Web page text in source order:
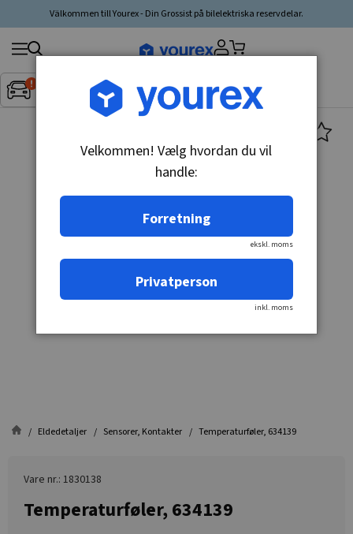
Välkommen till Yourex - Din Grossist på bilelektriska reservdelar.
Inget fordon valt▼
Søg
produkt,
producent,
Eldedetaljer Sensorer, Kontakter Temperaturføler, 634139
Vare nr.: 1830138
Temperaturføler, 634139
Velkommen! Vælg hvordan du vil
handle:
Forretning
ekskl. moms
Privatperson
inkl. moms